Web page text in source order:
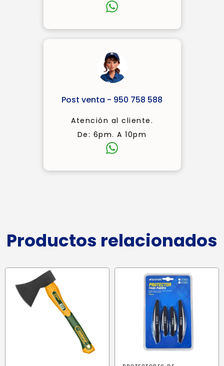
Post venta - 950 758 588
Atención al cliente.
De: 6pm. A 10pm
Productos relacionados